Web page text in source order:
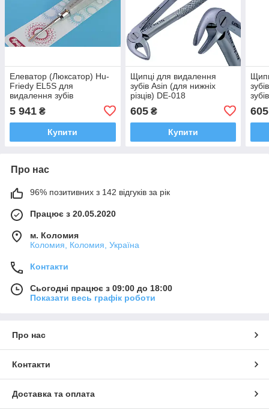
Елеватор (Люксатор) Hu-
Friedy EL5S для
видалення зубів
5 941 ₴
Купити
Щипці для видалення
зубів Asin (для нижніх
різців) DE-018
605₴
Купити
605
Про нас
96% позитивних з 142 відгуків за рік
Працює з 20.05.2020
м. Коломия
Коломия, Коломия, Україна
Контакти
Сьогодні працює з 09:00 до 18:00
Показати весь графік роботи
Про нас
Контакти
Доставка та оплата